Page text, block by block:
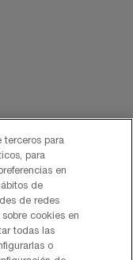
terceros para
para
en
de
de redes
cookies en
todas las
o